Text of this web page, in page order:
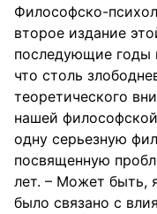
Философско-
второе издание
последующие годы
что столь
теоретического
нашей
одну серьезную
посвященную
лет. – Может быть,
было связано с